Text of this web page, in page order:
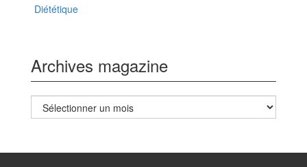
Diététique
Archives magazine
Archives
magazine